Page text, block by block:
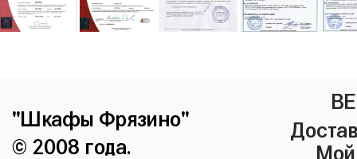
"Шкафы Фрязино"
© 2008 года.